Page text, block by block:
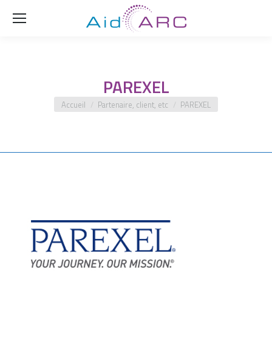
PAREXEL
Vous êtes ici :
Accueil Partenaire, client, etc PAREXEL